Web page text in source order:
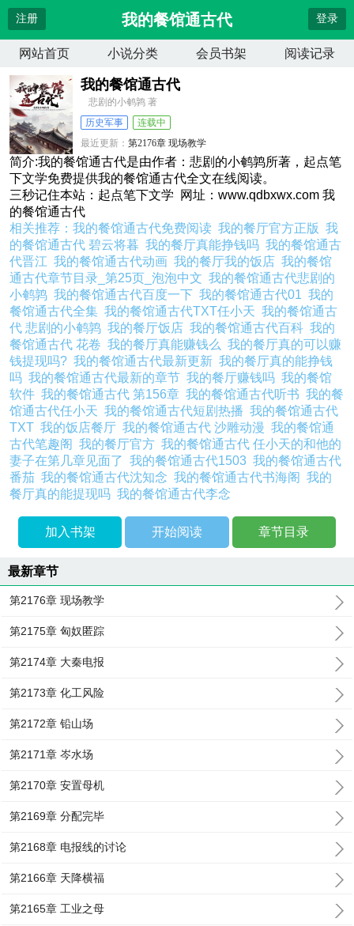
注册 我的餐馆通古代 登录
网站首页 小说分类 会员书架 阅读记录
我的餐馆通古代
悲剧的小鹌鹑 著
历史军事
连载中
最近更新：第2176章 现场教学
更新时间：2026-08-07 20:57:34
简介:我的餐馆通古代是由作者：悲剧的小鹌鹑所著，起点笔
下文学免费提供我的餐馆通古代全文在线阅读。
三秒记住本站：起点笔下文学 网址：www.qdbxwx.com 我
的餐馆通古代
相关推荐：我的餐馆通古代免费阅读我的餐厅官方正版我
的餐馆通古代 碧云将暮我的餐厅真能挣钱吗我的餐馆通古
代晋江我的餐馆通古代动画我的餐厅我的饭店我的餐馆
通古代章节目录_第25页_泡泡中文我的餐馆通古代悲剧的
小鹌鹑我的餐馆通古代百度一下我的餐馆通古代01我的
餐馆通古代全集我的餐馆通古代TXT任小天我的餐馆通古
代 悲剧的小鹌鹑我的餐厅饭店我的餐馆通古代百科我的
餐馆通古代 花卷我的餐厅真能赚钱么我的餐厅真的可以赚
钱提现吗?我的餐馆通古代最新更新我的餐厅真的能挣钱
吗我的餐馆通古代最新的章节我的餐厅赚钱吗我的餐馆
软件我的餐馆通古代 第156章我的餐馆通古代听书我的餐
馆通古代任小天我的餐馆通古代短剧热播我的餐馆通古代
TXT我的饭店餐厅我的餐馆通古代 沙雕动漫我的餐馆通
古代笔趣阁我的餐厅官方我的餐馆通古代 任小天的和他的
妻子在第几章见面了我的餐馆通古代1503我的餐馆通古代
番茄我的餐馆通古代沈知念我的餐馆通古代书海阁我的
餐厅真的能提现吗我的餐馆通古代李念
加入书架 开始阅读 章节目录
最新章节
第2176章 现场教学
第2175章 匈奴匿踪
第2174章 大秦电报
第2173章 化工风险
第2172章 铅山场
第2171章 岑水场
第2170章 安置母机
第2169章 分配完毕
第2168章 电报线的讨论
第2166章 天降横福
第2165章 工业之母